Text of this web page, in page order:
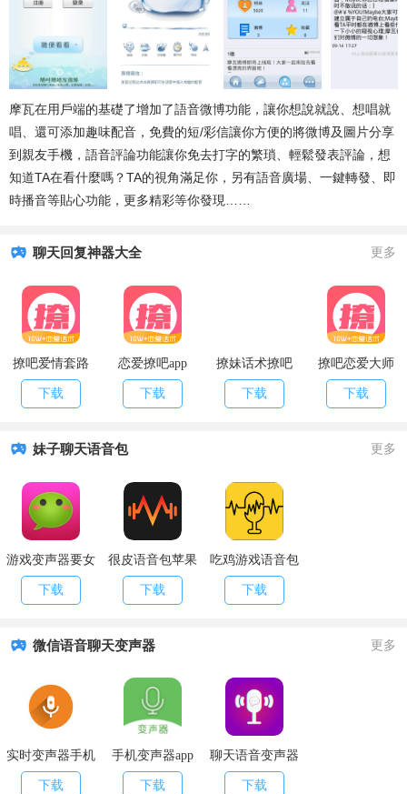
摩瓦在用戶端的基礎了增加了語音微博功能，讓你想說就說、想唱就
唱、還可添加趣味配音，免費的短/彩信讓你方便的將微博及圖片分享
到親友手機，語音評論功能讓你免去打字的繁瑣、輕鬆發表評論，想
知道TA在看什麼嗎？TA的視角滿足你，另有語音廣場、一鍵轉發、即
時播音等貼心功能，更多精彩等你發現……
聊天回复神器大全 更多
撩吧爱情套路
下载
恋爱撩吧app
下载
撩妹话术撩吧
下载
撩吧恋爱大师
下载
妹子聊天语音包 更多
游戏变声器要女
生版
下载
很皮语音包苹果
版
下载
吃鸡游戏语音包
手机版
下载
微信语音聊天变声器 更多
实时变声器手机
版
下载
手机变声器app
下载
聊天语音变声器
下载